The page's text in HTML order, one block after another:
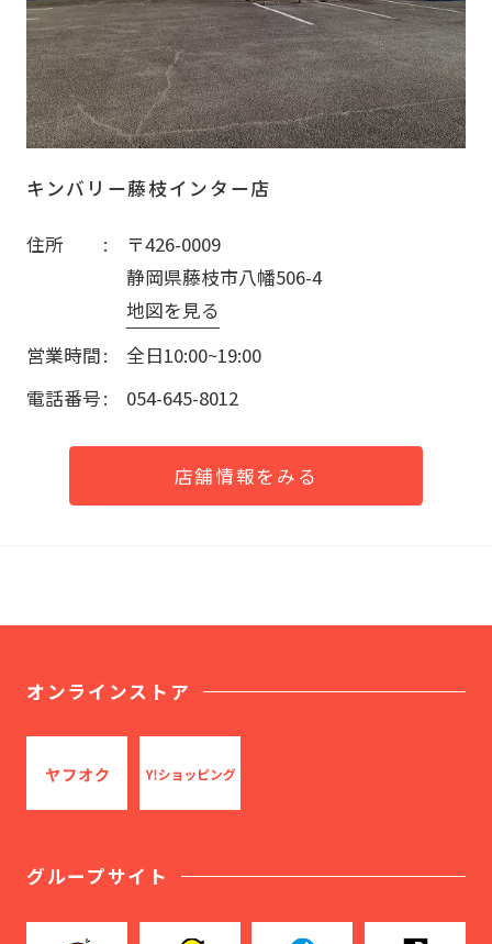
キンバリー藤枝インター店
住所
〒426-0009
静岡県藤枝市八幡506-4
地図を見る
営業時間
全日10:00~19:00
電話番号
054-645-8012
店舗情報をみる
オンラインストア
グループサイト